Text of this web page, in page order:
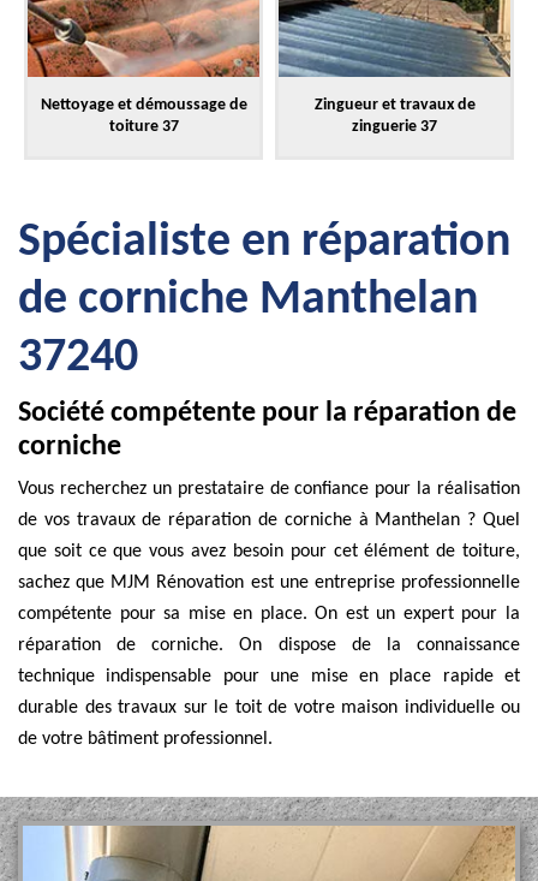
Nettoyage et démoussage de
toiture 37
Zingueur et travaux de
zinguerie 37
Spécialiste en réparation
de corniche Manthelan
37240
Société compétente pour la réparation de
corniche
Vous recherchez un prestataire de confiance pour la réalisation
de vos travaux de réparation de corniche à Manthelan ? Quel
que soit ce que vous avez besoin pour cet élément de toiture,
sachez que MJM Rénovation est une entreprise professionnelle
compétente pour sa mise en place. On est un expert pour la
réparation de corniche. On dispose de la connaissance
technique indispensable pour une mise en place rapide et
durable des travaux sur le toit de votre maison individuelle ou
de votre bâtiment professionnel.